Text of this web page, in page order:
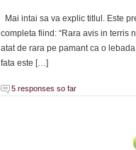
Mai intai sa va explic titlul. Este
completa fiind: “Rara avis in terris
atat de rara pe pamant ca o
fata este […]
5 responses so far